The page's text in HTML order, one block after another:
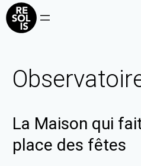
La Maison qui
place des fêtes